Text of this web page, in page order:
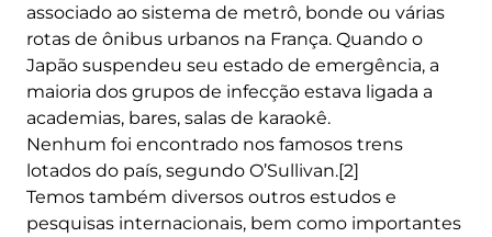
associado ao sistema de metrô, bonde ou várias
rotas de ônibus urbanos na França. Quando o
Japão suspendeu seu estado de emergência, a
maioria dos grupos de infecção estava ligada a
academias, bares, salas de karaokê.
Nenhum foi encontrado nos famosos trens
lotados do país, segundo O’Sullivan.[2]
Temos também diversos outros estudos e
pesquisas internacionais, bem como importantes